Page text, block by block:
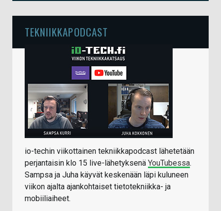
TEKNIIKKAPODCAST
io-techin viikottainen tekniikkapodcast lähetetään
perjantaisin klo 15 live-lähetyksenä YouTubessa.
Sampsa ja Juha käyvät keskenään läpi kuluneen
viikon ajalta ajankohtaiset tietotekniikka- ja
mobiiliaiheet.